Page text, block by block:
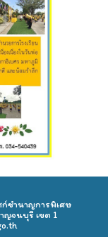
ชำนาญการพิเศษ
ญจนบุรี เขต 1